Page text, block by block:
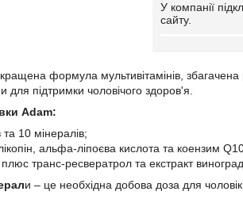
У компанії
сайту.
формула мультивітамінів,
для підтримки чоловічого здоров'я.
Adam:
та 10 мінералів;
альфа-ліпоєва кислота та коензим
транс-ресвератрол та екстракт
и – це необхідна добова доза для